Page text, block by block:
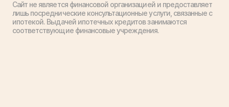
Сайт не является финансовой организацией и предоставляет
лишь посреднические консультационные услуги, связанные с
ипотекой. Выдачей ипотечных кредитов занимаются
соответствующие финансовые учреждения.